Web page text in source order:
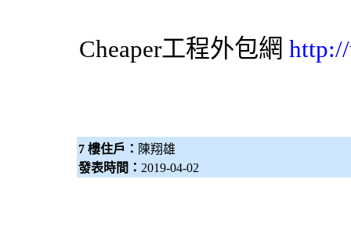
Cheaper工程外包網
7 樓住戶： 陳翔雄
發表時間： 2019-04-02